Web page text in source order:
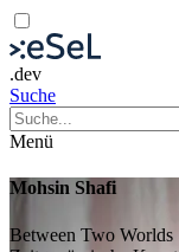
.dev
Suche
Menü
Mohsin Shafi
Between Two Worlds